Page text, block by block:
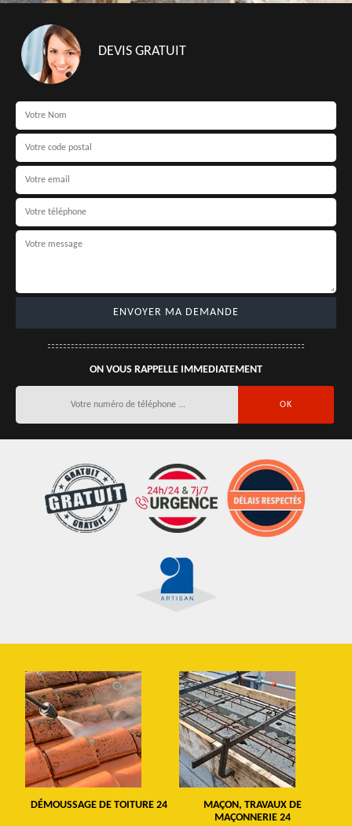
DEVIS GRATUIT
ON VOUS RAPPELLE IMMEDIATEMENT
DÉMOUSSAGE DE TOITURE 24
MAÇON, TRAVAUX DE
MAÇONNERIE 24